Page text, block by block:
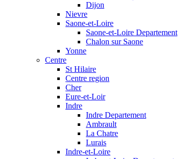
Dijon
Nievre
Saone-et-Loire
Saone-et-Loire Departement
Chalon sur Saone
Yonne
Centre
St Hilaire
Centre region
Cher
Eure-et-Loir
Indre
Indre Departement
Ambrault
La Chatre
Lurais
Indre-et-Loire